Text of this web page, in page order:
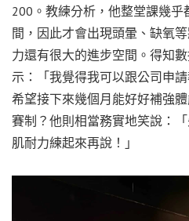
200。教練分析，他整堂課幾
間，因此才會出現頭暈、缺氧
力還有很大的進步空間。得知
示：「我覺得我可以跟公司申請
希望接下來幾個月能好好補強
賽制？他則相當務實地笑說：
肌耐力練起來再說！」